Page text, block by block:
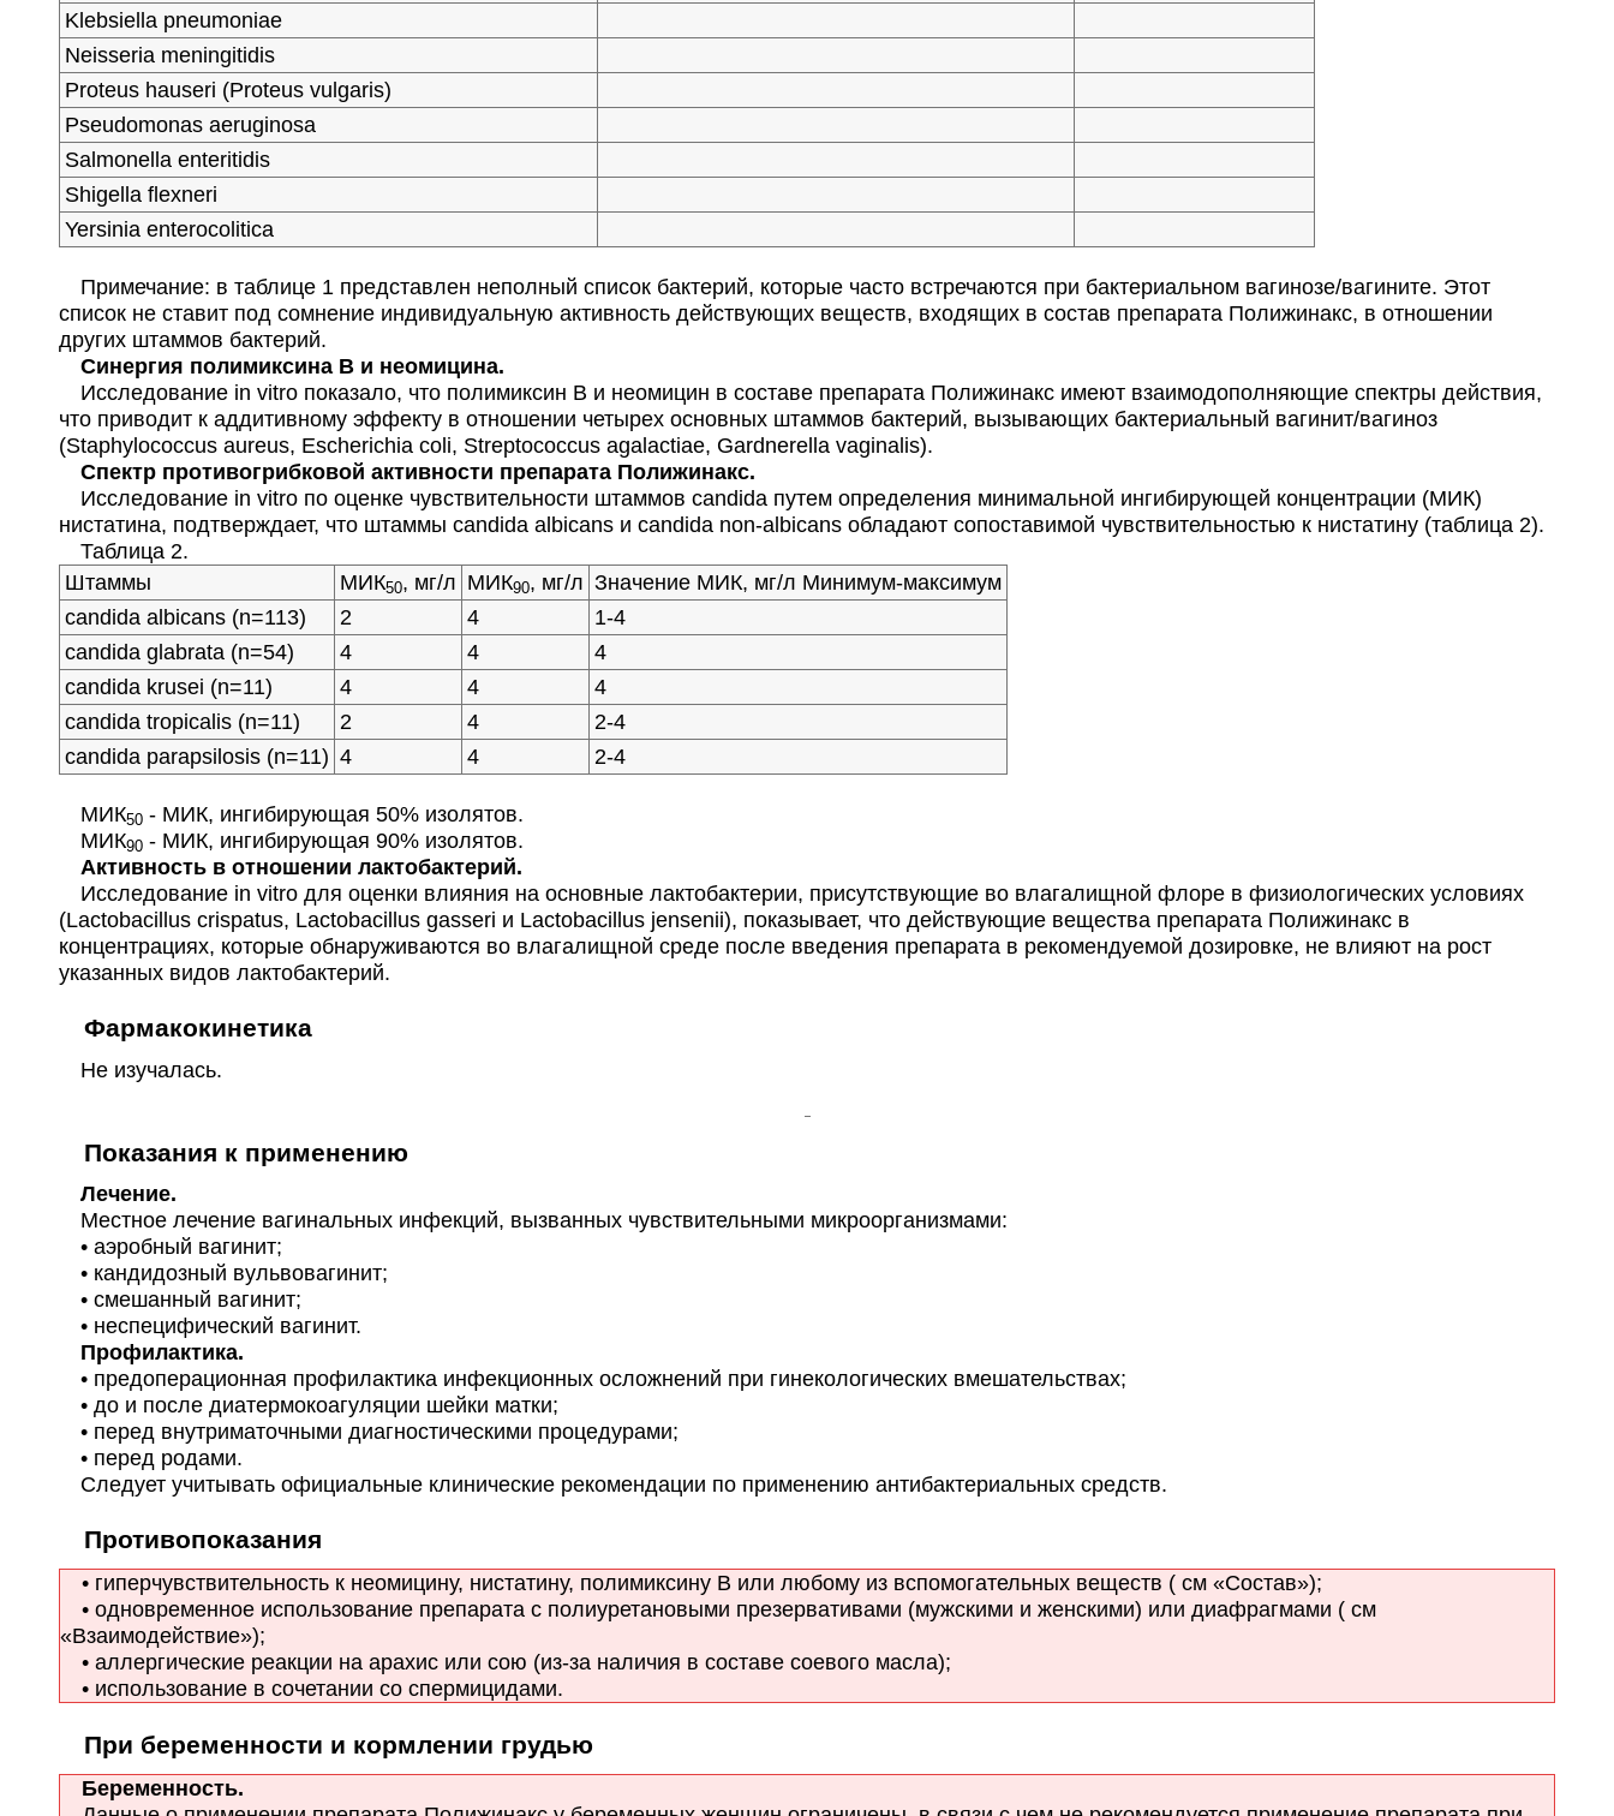
Klebsiella pneumoniae
Neisseria meningitidis
Proteus hauseri (Proteus vulgaris)
Pseudomonas aeruginosa
Salmonella enteritidis
Shigella flexneri
Yersinia enterocolitica
Примечание: в таблице 1 представлен неполный список бактерий, которые часто встречаются при бактериальном вагинозе/вагините. Этот
список не ставит под сомнение индивидуальную активность действующих веществ, входящих в состав препарата Полижинакс, в отношении
других штаммов бактерий.
Синергия полимиксина В и неомицина.
Исследование in vitro показало, что полимиксин В и неомицин в составе препарата Полижинакс имеют взаимодополняющие спектры действия,
что приводит к аддитивному эффекту в отношении четырех основных штаммов бактерий, вызывающих бактериальный вагинит/вагиноз
(Staphylococcus aureus, Escherichia coli, Streptococcus agalactiae, Gardnerella vaginalis).
Спектр противогрибковой активности препарата Полижинакс.
Исследование in vitro по оценке чувствительности штаммов сandida путем определения минимальной ингибирующей концентрации (МИК)
нистатина, подтверждает, что штаммы сandida albicans и сandida non-albicans обладают сопоставимой чувствительностью к нистатину (таблица 2).
Таблица 2.
Штаммы
МИК50, мг/л МИК90, мг/л Значение МИК, мг/л Минимум-максимум
сandida albicans (n=113)
2 4
1-4
сandida glabrata (n=54)
4 4
4
сandida krusei (n=11)
4 4
4
сandida tropicalis (n=11)
2 4
2-4
сandida parapsilosis (n=11) 4 4 2-4
МИК50 - МИК, ингибирующая 50% изолятов.
МИК90 - МИК, ингибирующая 90% изолятов.
Активность в отношении лактобактерий.
Исследование in vitro для оценки влияния на основные лактобактерии, присутствующие во влагалищной флоре в физиологических условиях
(Lactobacillus crispatus, Lactobacillus gasseri и Lactobacillus jensenii), показывает, что действующие вещества препарата Полижинакс в
концентрациях, которые обнаруживаются во влагалищной среде после введения препарата в рекомендуемой дозировке, не влияют на рост
указанных видов лактобактерий.
Фармакокинетика
Не изучалась.
Показания к применению
Лечение.
Местное лечение вагинальных инфекций, вызванных чувствительными микроорганизмами:
• аэробный вагинит;
• кандидозный вульвовагинит;
• смешанный вагинит;
• неспецифический вагинит.
Профилактика.
• предоперационная профилактика инфекционных осложнений при гинекологических вмешательствах;
• до и после диатермокоагуляции шейки матки;
• перед внутриматочными диагностическими процедурами;
• перед родами.
Следует учитывать официальные клинические рекомендации по применению антибактериальных средств.
Противопоказания
• гиперчувствительность к неомицину, нистатину, полимиксину В или любому из вспомогательных веществ ( см «Состав»);
• одновременное использование препарата с полиуретановыми презервативами (мужскими и женскими) или диафрагмами ( см
«Взаимодействие»);
• аллергические реакции на арахис или сою (из-за наличия в составе соевого масла);
• использование в сочетании со спермицидами.
При беременности и кормлении грудью
Беременность.